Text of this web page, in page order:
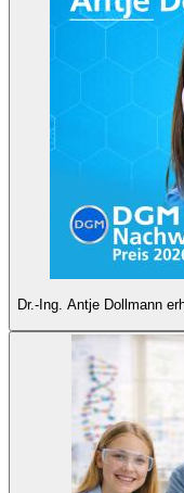
Dr.-Ing. Antje Dollmann